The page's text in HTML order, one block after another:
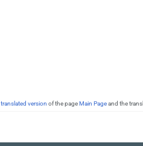
translated version of the pageMain Pageand the